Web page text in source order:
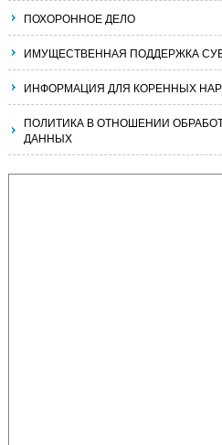
ПОХОРОННОЕ ДЕЛО
ИМУЩЕСТВЕННАЯ ПОДДЕРЖКА
ИНФОРМАЦИЯ ДЛЯ КОРЕННЫХ
ПОЛИТИКА В ОТНОШЕНИИ
ДАННЫХ